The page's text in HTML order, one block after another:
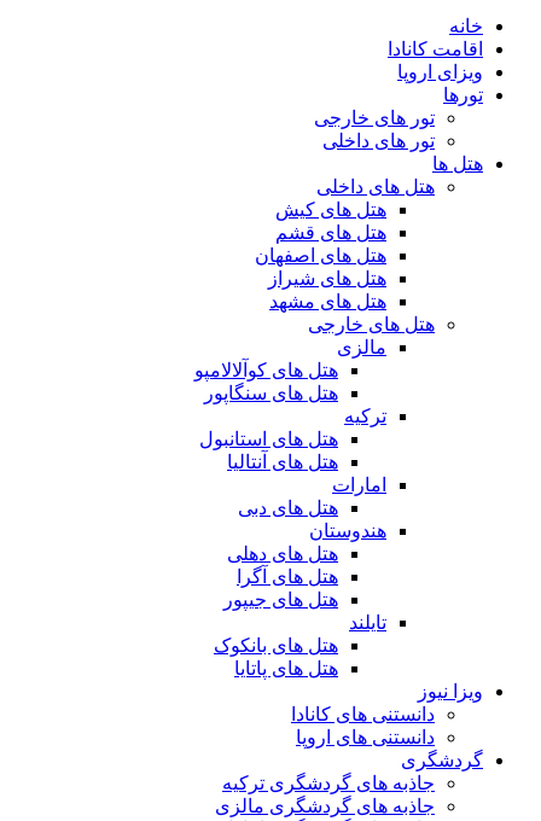
خانه
اقامت کانادا
ویزای اروپا
تورها
تور های خارجی
تور های داخلی
هتل ها
هتل های داخلی
هتل های کیش
هتل های قشم
هتل های اصفهان
هتل های شیراز
هتل های مشهد
هتل های خارجی
مالزی
هتل های کوآلالامپو
هتل های سنگاپور
ترکیه
هتل های استانبول
هتل های آنتالیا
امارات
هتل های دبی
هندوستان
هتل های دهلی
هتل های آگرا
هتل های جیپور
تایلند
هتل های بانکوک
هتل های پاتایا
ویزا نیوز
دانستنی های کانادا
دانستنی های اروپا
گردشگری
جاذبه های گردشگری ترکیه
جاذبه های گردشگری مالزی